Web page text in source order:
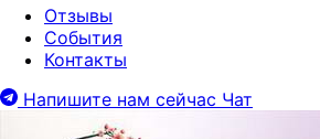
Отзывы
События
Контакты
Напишите нам сейчас Чат